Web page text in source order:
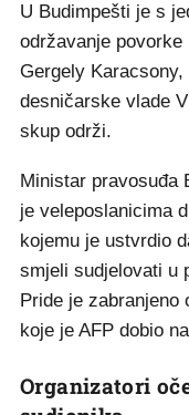
U Budimpešti je s
održavanje
Gergely
desničarske vlade
skup održi.
Ministar pravosuđa
je veleposlanicima
kojemu je ustvrdio
smjeli sudjelovati u
Pride je zabranjeno
koje je AFP dobio
Organizatori